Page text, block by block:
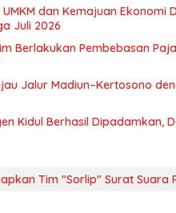
dan Kemajuan Ekonomi
Juli 2026
Berlakukan Pembebasan
Jalur Madiun–Kertosono
Kidul Berhasil Dipadamkan,
Tim "Sorlip" Surat Suara